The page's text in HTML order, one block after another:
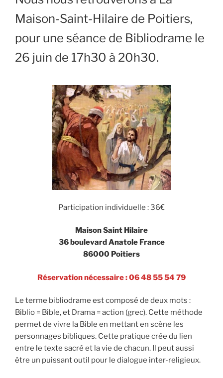
ie
n
dl
y
Maison-Saint-Hilaire de Poitiers,
pour une séance de Bibliodrame le
26 juin de 17h30 à 20h30.
Participation individuelle : 36€
Maison Saint Hilaire
36 boulevard Anatole France
86000 Poitiers
Réservation nécessaire : 06 48 55 54 79
Le terme bibliodrame est composé de deux mots :
Biblio = Bible, et Drama = action (grec). Cette méthode
permet de vivre la Bible en mettant en scène les
personnages bibliques. Cette pratique crée du lien
entre le texte sacré et la vie de chacun. Il peut aussi
être un puissant outil pour le dialogue inter-religieux.